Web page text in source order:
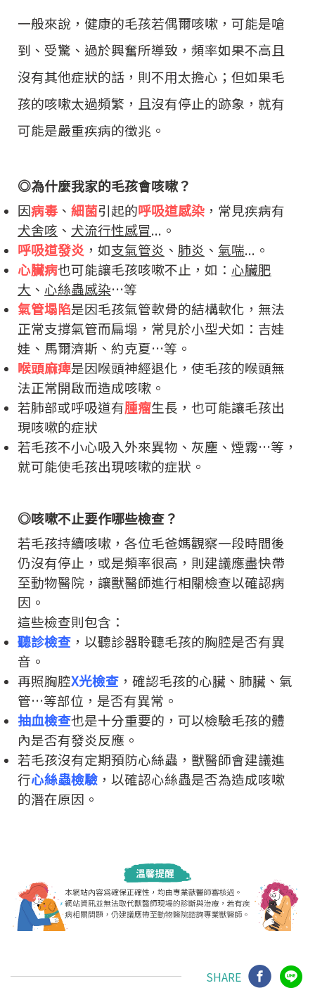
一般來說，健康的毛孩若偶爾咳嗽，可能是嗆
到、受驚、過於興奮所導致，頻率如果不高且
沒有其他症狀的話，則不用太擔心；但如果毛
孩的咳嗽太過頻繁，且沒有停止的跡象，就有
可能是嚴重疾病的徵兆。
◎為什麼我家的毛孩會咳嗽？
因病毒 、 細菌引起的呼吸道感染 ，常見疾病有
犬舍咳 、 犬流行性感冒...。
呼吸道發炎 ，如支氣管炎 、 肺炎 、 氣喘...。
心臟病也可能讓毛孩咳嗽不止，如： 心臟肥
大 、 心絲蟲感染…等
氣管塌陷是因毛孩氣管軟骨的結構軟化，無法
正常支撐氣管而扁塌，常見於小型犬如：吉娃
娃、馬爾濟斯、約克夏…等。
喉頭麻痺是因喉頭神經退化，使毛孩的喉頭無
法正常開啟而造成咳嗽。
若肺部或呼吸道有腫瘤生長，也可能讓毛孩出
現咳嗽的症狀
若毛孩不小心吸入外來異物、灰塵、煙霧…等，
就可能使毛孩出現咳嗽的症狀。
◎咳嗽不止要作哪些檢查？
若毛孩持續咳嗽，各位毛爸媽觀察一段時間後
仍沒有停止，或是頻率很高，則建議應盡快帶
至動物醫院，讓獸醫師進行相關檢查以確認病
因。
這些檢查則包含：
聽診檢查 ，以聽診器聆聽毛孩的胸腔是否有異
音。
再照胸腔X光檢查 ，確認毛孩的心臟、肺臟、氣
管…等部位，是否有異常。
抽血檢查也是十分重要的，可以檢驗毛孩的體
內是否有發炎反應。
若毛孩沒有定期預防心絲蟲，獸醫師會建議進
行心絲蟲檢驗 ，以確認心絲蟲是否為造成咳嗽
的潛在原因。
SHARE